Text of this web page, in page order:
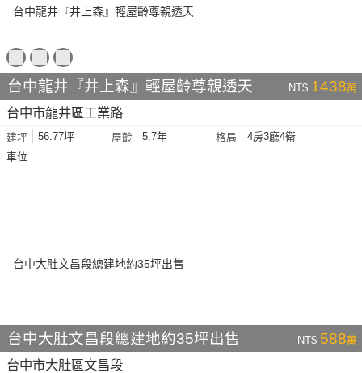
台中龍井『井上森』輕屋齡尊親透天 NT$ 1438萬
台中市龍井區工業路
建坪 56.77坪 屋齡 5.7年 格局
4房3廳4衛
車位
台中大肚文昌段總建地約35坪出售 NT$ 588萬
台中市大肚區文昌段